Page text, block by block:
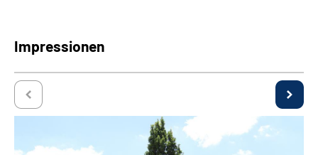
Impressionen